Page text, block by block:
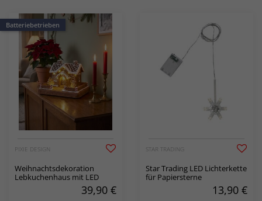
Batteriebetrieben
PIXIE DESIGN
Weihnachtsdekoration
Lebkuchenhaus mit LED
39,90 €
STAR TRADING
Star Trading LED Lichterkette
für Papiersterne
13,90 €